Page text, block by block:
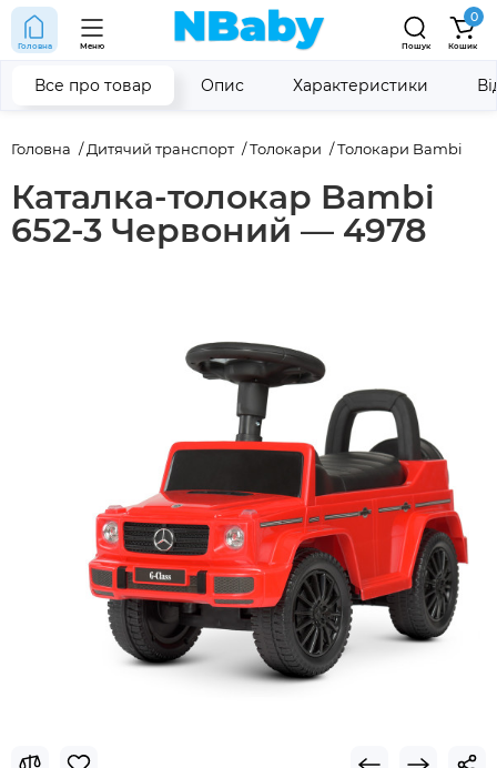
Головна Меню Пошук
0
Кошик
Головна Дитячий транспорт Толокари Толокари Bambi
Каталка-толокар Bambi
652-3 Червоний — 4978
Все про товар Опис Характеристики